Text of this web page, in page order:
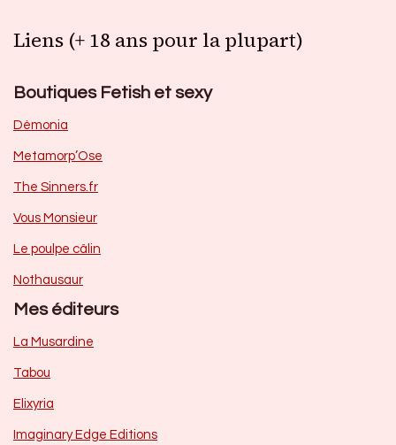
Liens (+ 18 ans pour la plupart)
Boutiques Fetish et sexy
Dèmonia
Metamorp’Ose
The Sinners.fr
Vous Monsieur
Le poulpe câlin
Nothausaur
Mes éditeurs
La Musardine
Tabou
Elixyria
Imaginary Edge Editions